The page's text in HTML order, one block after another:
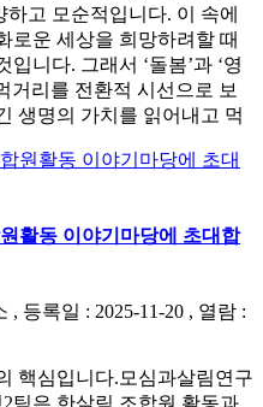
고 모순적입니다. 이 속에
로운 세상을 희망하려할 때
니다. 그래서 ‘돌봄’과 ‘영
거리를 전환적 시선으로 보
생명의 가치를 읽어내고 먹
활동 이야기마당에 초대합
등록일 : 2025-11-20 , 열람 :
핵심입니다.모심과살림연구